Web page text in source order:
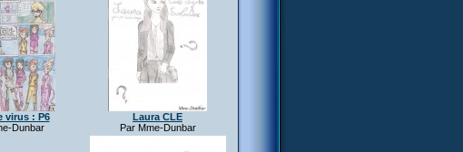
virus : P6
Dunbar
Laura CLE
Par Mme-Dunbar